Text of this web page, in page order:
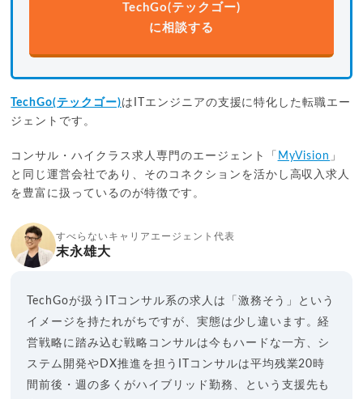
TechGo(テックゴー)
に相談する
TechGo(テックゴー)はITエンジニアの支援に特化した転職エー
ジェントです。
コンサル・ハイクラス求人専門のエージェント「 MyVision 」
と同じ運営会社であり、そのコネクションを活かし高収入求人
を豊富に扱っているのが特徴です。
すべらないキャリアエージェント代表
末永雄大
TechGoが扱うITコンサル系の求人は「激務そう」という
イメージを持たれがちですが、実態は少し違います。経
営戦略に踏み込む戦略コンサルは今もハードな一方、シ
ステム開発やDX推進を担うITコンサルは平均残業20時
間前後・週の多くがハイブリッド勤務、という支援先も